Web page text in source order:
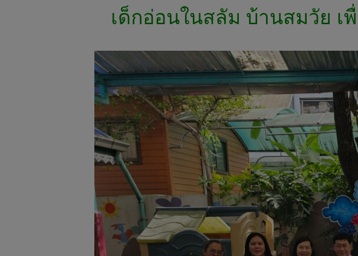
เด็กอ่อนในสลัม บ้านสมวัย